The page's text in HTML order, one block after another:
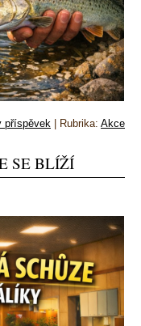
příspěvek | Rubrika: Akce
SE BLÍŽÍ